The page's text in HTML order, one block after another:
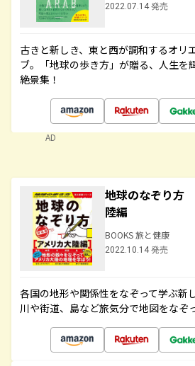
2022.07.14 発売
古きと新しき、東と西が調和するオリ
ブ。「地球の歩き方」が贈る、人生を
絶景集！
AD
地球のなぞり
陸編
BOOKS 旅と健康
2022.10.14 発売
各国の地形や関係性をなぞって学ぶ新
川や街道、島など旅気分で地図をなぞ